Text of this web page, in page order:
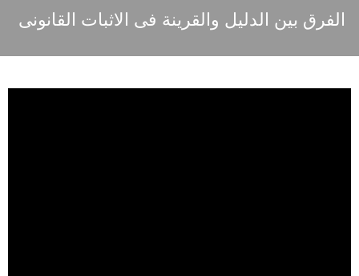
الفرق بين الدليل والقرينة فى الاثبات القانونى